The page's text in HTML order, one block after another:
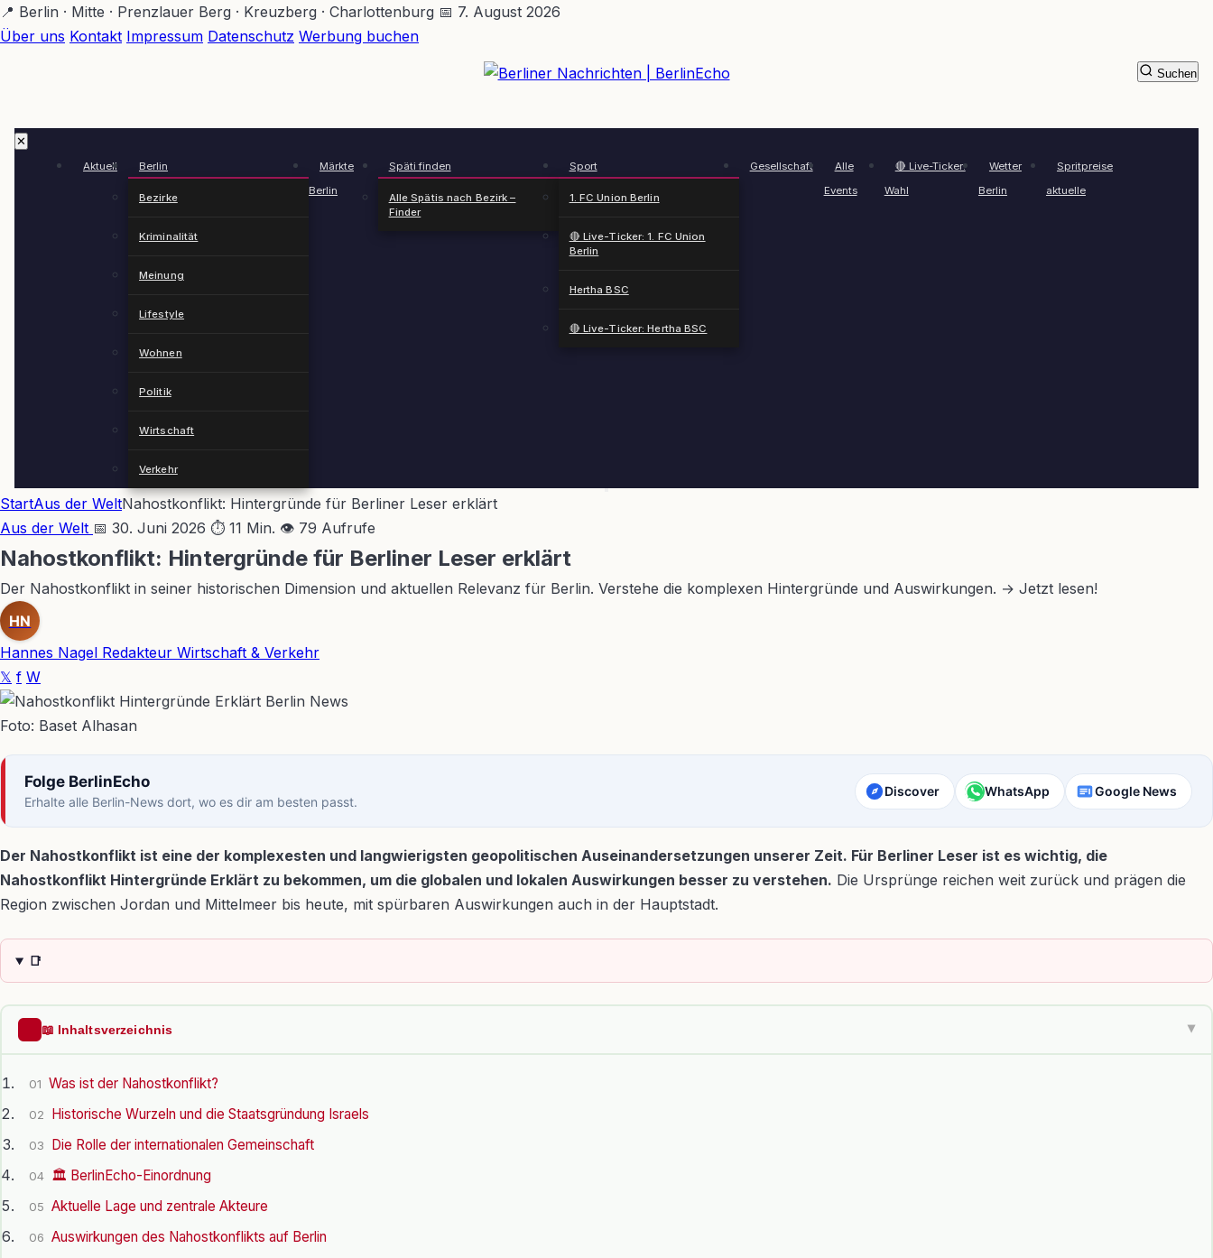
Zum
Hauptinhalt
📍 Berlin · Mitte · Prenzlauer Berg · Kreuzberg · Charlottenburg 📅 7. August 2026
Über uns Kontakt Impressum Datenschutz Werbung buchen
✕
Aktuell Berlin
Bezirke
Kriminalität
Meinung
Lifestyle
Wohnen
Politik
Wirtschaft
Verkehr
Märkte
Berlin
Späti finden
Alle Spätis nach Bezirk –
Finder
Sport
1. FC Union Berlin
🔴 Live-Ticker: 1. FC Union
Berlin
Hertha BSC
🔴 Live-Ticker: Hertha BSC
Gesellschaft
Alle
Events
🔴 Live-Ticker:
Wahl
Wetter
Berlin
Spritpreise
aktuelle
Suchen
StartAus der WeltNahostkonflikt: Hintergründe für Berliner Leser erklärt
Aus der Welt 📅 30. Juni 2026 ⏱ 11 Min. 👁 79 Aufrufe
Nahostkonflikt: Hintergründe für Berliner Leser erklärt
Der Nahostkonflikt in seiner historischen Dimension und aktuellen Relevanz für Berlin. Verstehe die komplexen Hintergründe und Auswirkungen. → Jetzt lesen!
HN
Hannes Nagel Redakteur Wirtschaft & Verkehr
𝕏 f W
Foto: Baset Alhasan
Folge BerlinEcho
Erhalte alle Berlin-News dort, wo es dir am besten passt.
Discover WhatsApp Google News
Der Nahostkonflikt ist eine der komplexesten und langwierigsten geopolitischen Auseinandersetzungen unserer Zeit. Für Berliner Leser ist es wichtig, die
Nahostkonflikt Hintergründe Erklärt zu bekommen, um die globalen und lokalen Auswirkungen besser zu verstehen. Die Ursprünge reichen weit zurück und prägen die
Region zwischen Jordan und Mittelmeer bis heute, mit spürbaren Auswirkungen auch in der Hauptstadt.
📑
📖 Inhaltsverzeichnis ▶
01 Was ist der Nahostkonflikt?
02 Historische Wurzeln und die Staatsgründung Israels
03 Die Rolle der internationalen Gemeinschaft
04 🏛️ BerlinEcho-Einordnung
05 Aktuelle Lage und zentrale Akteure
06 Auswirkungen des Nahostkonflikts auf Berlin